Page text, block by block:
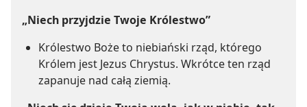
„Niech przyjdzie Twoje Królestwo”
Królestwo Boże to niebiański rząd, którego
Królem jest Jezus Chrystus. Wkrótce ten rząd
zapanuje nad całą ziemią.